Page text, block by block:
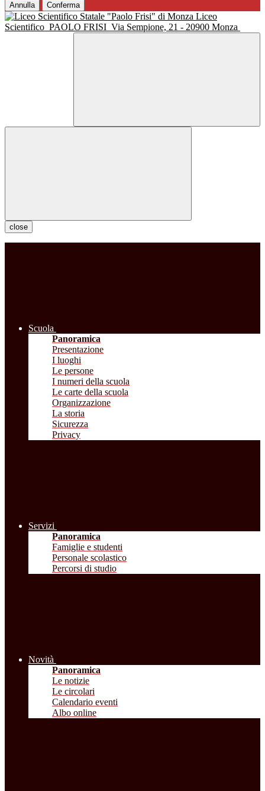
Annulla Conferma
Liceo
Scientifico PAOLO FRISI Via Sempione, 21 - 20900 Monza
close
Scuola
Panoramica
Presentazione
I luoghi
Le persone
I numeri della scuola
Le carte della scuola
Organizzazione
La storia
Sicurezza
Privacy
Servizi
Panoramica
Famiglie e studenti
Personale scolastico
Percorsi di studio
Novità
Panoramica
Le notizie
Le circolari
Calendario eventi
Albo online